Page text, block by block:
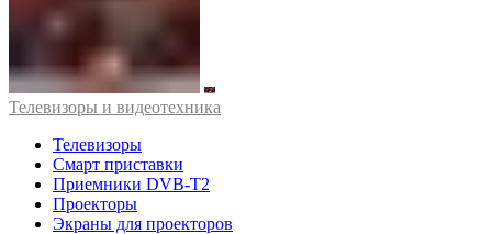
Телевизоры и видеотехника
Телевизоры
Смарт приставки
Приемники DVB-T2
Проекторы
Экраны для проекторов